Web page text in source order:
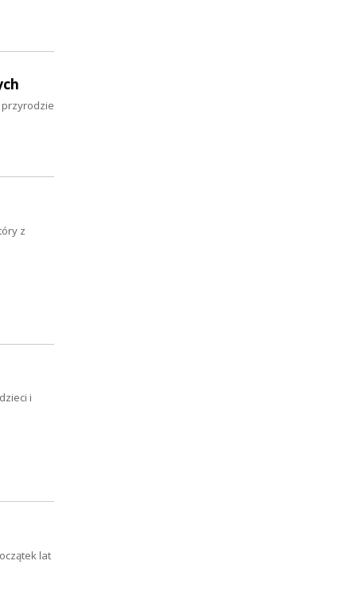
przyrodzie
z
i
lat